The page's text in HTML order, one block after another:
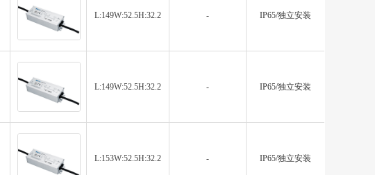
L:149W:52.5H:32.2 - IP65/独立安装
L:149W:52.5H:32.2 - IP65/独立安装
L:153W:52.5H:32.2 - IP65/独立安装